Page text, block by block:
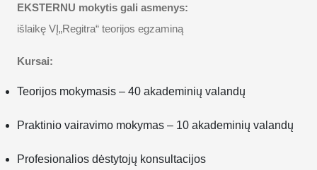
EKSTERNU mokytis gali asmenys:
išlaikę VĮ„Regitra“ teorijos egzaminą
Kursai:
Teorijos mokymasis – 40 akademinių valandų
Praktinio vairavimo mokymas – 10 akademinių valandų
Profesionalios dėstytojų konsultacijos